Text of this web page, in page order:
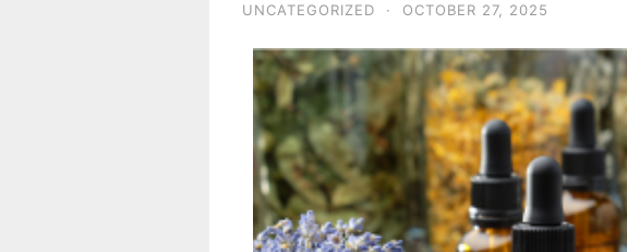
UNCATEGORIZED · OCTOBER 27, 2025